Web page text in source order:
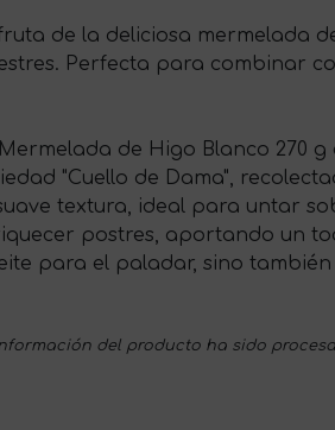
de la deliciosa mermelada
Perfecta para combinar
de Higo Blanco 270
"Cuello de Dama",
textura, ideal para untar
postres, aportando un
para el paladar, sino
del producto ha sido